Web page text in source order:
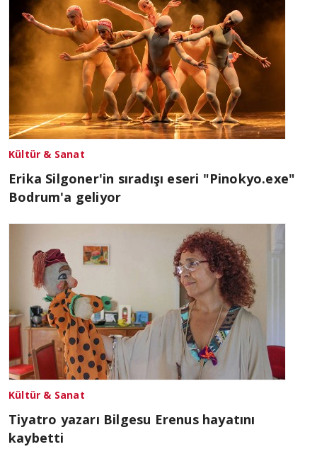
Kültür & Sanat
Erika Silgoner'in sıradışı eseri "Pinokyo.exe"
Bodrum'a geliyor
Kültür & Sanat
Tiyatro yazarı Bilgesu Erenus hayatını
kaybetti